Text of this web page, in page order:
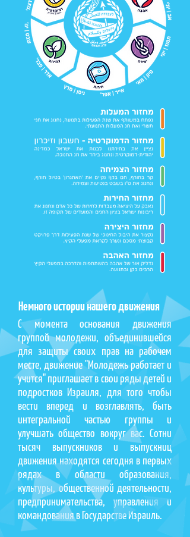
Немного истории нашего движения
С момента основания движения
группой молодежи, объединившейся
для защиты своих прав на рабочем
месте, движение "Молодежь работает и
учится" приглашает в свои ряды детей и
подростков Израиля, для того чтобы
вести вперед и возглавлять, быть
интегральной частью группы и
улучшать общество вокруг вас. Сотни
тысяч выпускников и выпускниц
движения находятся сегодня в первых
рядах в области образования,
культуры, общественной деятельности,
предпринимательства, управления и
командования в Государстве Израиль.